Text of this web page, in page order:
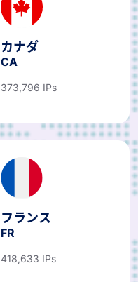
カナダ
CA
フランス
FR